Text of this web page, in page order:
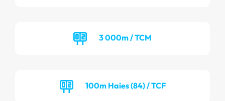
3 000m / TCM
100m Haies (84) / TCF